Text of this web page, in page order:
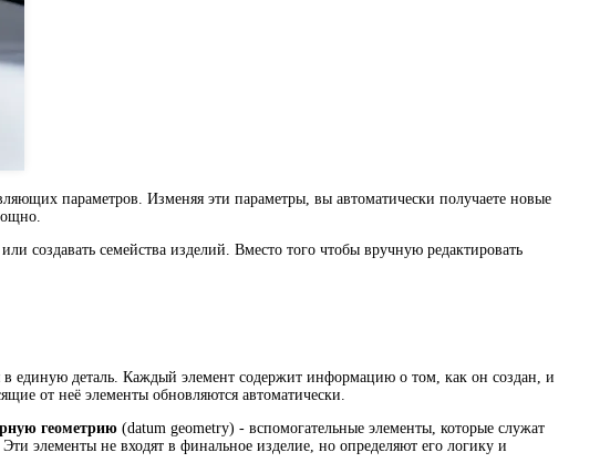
параметров. Изменяя эти параметры, вы автоматически получаете новые
создавать семейства изделий. Вместо того чтобы вручную редактировать
в единую деталь. Каждый элемент содержит информацию о том, как он создан, и
от неё элементы обновляются автоматически.
геометрию (datum geometry) - вспомогательные элементы, которые служат
элементы не входят в финальное изделие, но определяют его логику и